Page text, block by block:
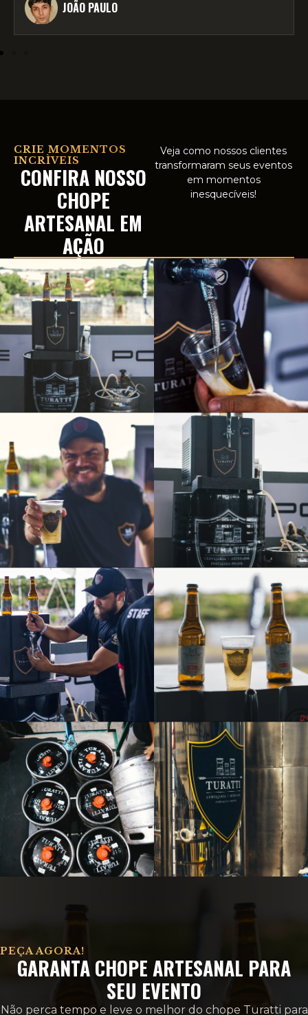
CRIE MOMENTOS
INCRÌVEIS
CONFIRA NOSSO
CHOPE
ARTESANAL EM
AÇÃO
Veja como nossos clientes
transformaram seus eventos
em momentos
inesquecíveis!
PEÇA AGORA!
GARANTA CHOPE ARTESANAL PARA
SEU EVENTO
Não perca tempo e leve o melhor do chope Turatti para